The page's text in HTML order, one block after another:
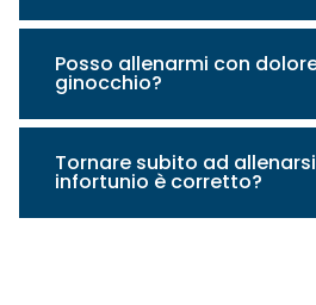
Posso allenarmi con
ginocchio?
Tornare subito ad
infortunio è corretto?